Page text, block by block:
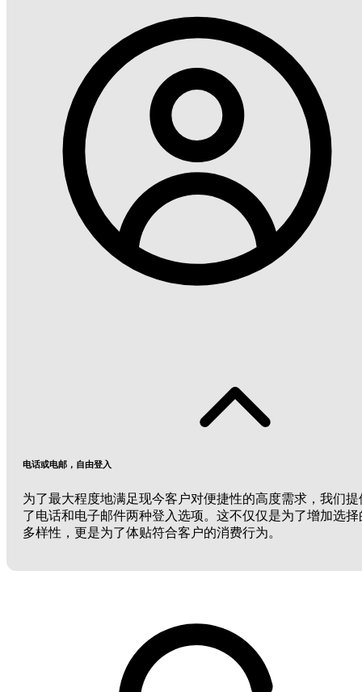
电话或电邮，自由登入
为了最大程度地满足现今客户对便捷性的高度需求，我们提
了电话和电子邮件两种登入选项。这不仅仅是为了增加选择
多样性，更是为了体贴符合客户的消费行为。